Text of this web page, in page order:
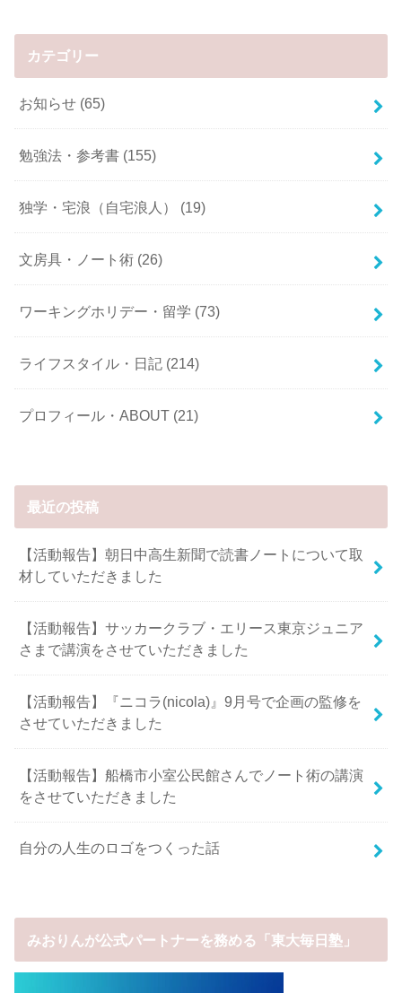
カテゴリー
お知らせ (65)
勉強法・参考書 (155)
独学・宅浪（自宅浪人） (19)
文房具・ノート術 (26)
ワーキングホリデー・留学 (73)
ライフスタイル・日記 (214)
プロフィール・ABOUT (21)
最近の投稿
【活動報告】朝日中高生新聞で読書ノートについて取
材していただきました
【活動報告】サッカークラブ・エリース東京ジュニア
さまで講演をさせていただきました
【活動報告】『ニコラ(nicola)』9月号で企画の監修を
させていただきました
【活動報告】船橋市小室公民館さんでノート術の講演
をさせていただきました
自分の人生のロゴをつくった話
みおりんが公式パートナーを務める「東大毎日塾」